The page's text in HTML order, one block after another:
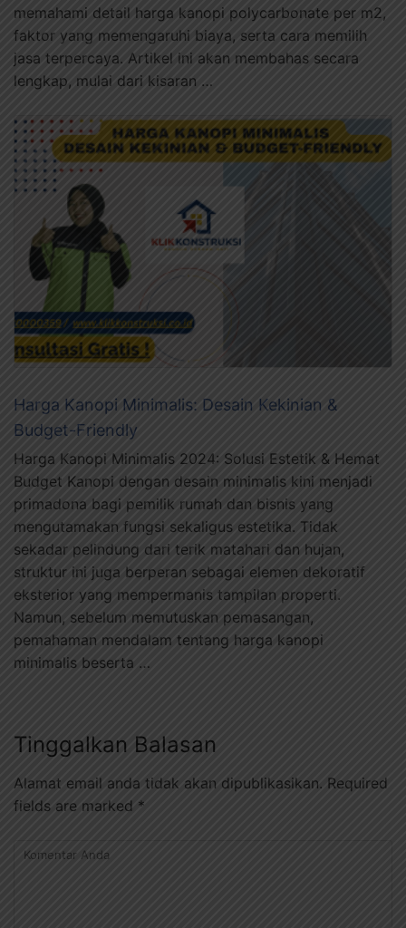
memahami detail harga kanopi polycarbonate per m2,
faktor yang memengaruhi biaya, serta cara memilih
jasa terpercaya. Artikel ini akan membahas secara
lengkap, mulai dari kisaran …
Harga Kanopi Minimalis: Desain Kekinian &
Budget-Friendly
Harga Kanopi Minimalis 2024: Solusi Estetik & Hemat
Budget Kanopi dengan desain minimalis kini menjadi
primadona bagi pemilik rumah dan bisnis yang
mengutamakan fungsi sekaligus estetika. Tidak
sekadar pelindung dari terik matahari dan hujan,
struktur ini juga berperan sebagai elemen dekoratif
eksterior yang mempermanis tampilan properti.
Namun, sebelum memutuskan pemasangan,
pemahaman mendalam tentang harga kanopi
minimalis beserta …
Tinggalkan Balasan
Alamat email anda tidak akan dipublikasikan. Required
fields are marked *